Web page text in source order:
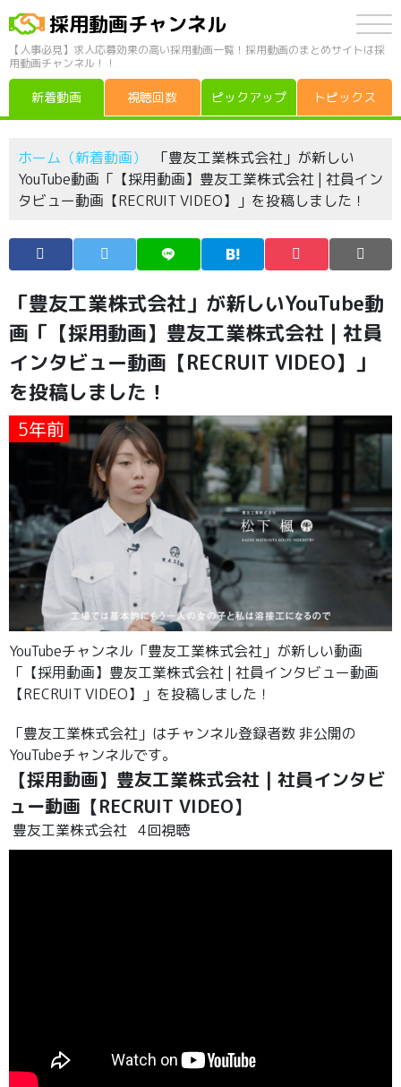
採用動画チャンネル
【人事必見】求人応募効果の高い採用動画一覧！採用動画のまとめサイトは採
用動画チャンネル！！
新着動画 視聴回数 ピックアップ トピックス
ホーム（新着動画）
「豊友工業株式会社」が新しい
YouTube動画「【採用動画】豊友工業株式会社 | 社員イン
タビュー動画【RECRUIT VIDEO】」を投稿しました！
「豊友工業株式会社」が新しいYouTube動
画「【採用動画】豊友工業株式会社 | 社員
インタビュー動画【RECRUIT VIDEO】」
を投稿しました！
5年前
YouTubeチャンネル「豊友工業株式会社」が新しい動画
「【採用動画】豊友工業株式会社 | 社員インタビュー動画
【RECRUIT VIDEO】」を投稿しました！
「豊友工業株式会社」はチャンネル登録者数 非公開の
YouTubeチャンネルです。
【採用動画】豊友工業株式会社 | 社員インタビ
ュー動画【RECRUIT VIDEO】
豊友工業株式会社 4回視聴